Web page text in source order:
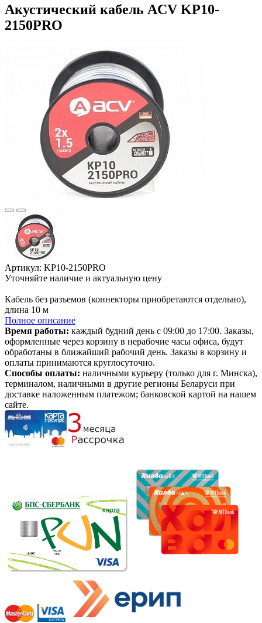
Акустический кабель ACV KP10-
2150PRO
Артикул: KP10-2150PRO
Уточняйте наличие и актуальную цену
Кабель без разъемов (коннекторы приобретаются отдельно),
длина 10 м
Полное описание
Время работы: каждый будний день с 09:00 до 17:00. Заказы,
оформленные через корзину в нерабочие часы офиса, будут
обработаны в ближайший рабочий день. Заказы в корзину и
оплаты принимаются круглосуточно.
Способы оплаты: наличными курьеру (только для г. Минска),
терминалом, наличными в другие регионы Беларуси при
доставке наложенным платежом; банковской картой на нашем
сайте.